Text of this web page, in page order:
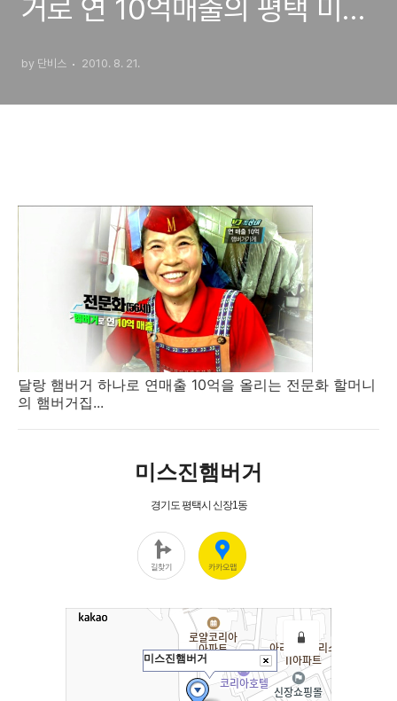
거로 연 10억매출의 평택 미스
by 단비스 2010. 8. 21.
달랑 햄버거 하나로 연매출 10억을 올리는 전문화 할머니
의 햄버거집...